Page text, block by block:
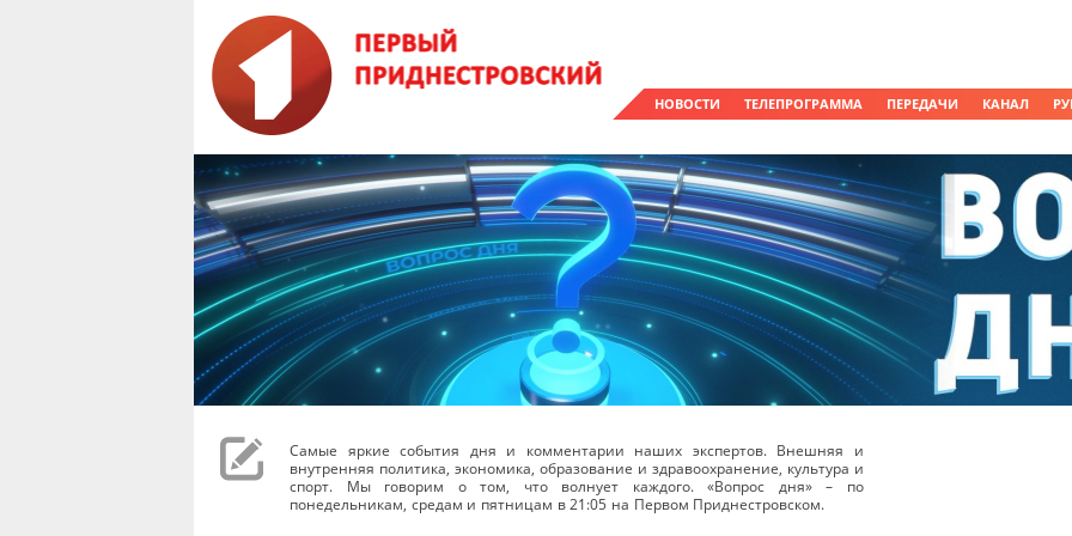
НОВОСТИ ТЕЛЕПРОГРАММА ПЕРЕДАЧИ КАНАЛ
Самые яркие события дня и комментарии наших экспертов. Внешняя и
внутренняя политика, экономика, образование и здравоохранение, культура и
спорт. Мы говорим о том, что волнует каждого. «Вопрос дня» – по
понедельникам, средам и пятницам в 21:05 на Первом Приднестровском.